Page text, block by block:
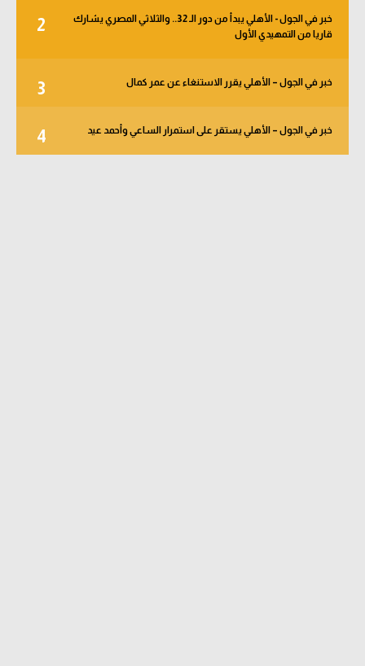
2
خبر في الجول - الأهلي يبدأ من دور الـ 32.. والثلاثي المصري يشارك
قاريا من التمهيدي الأول
3 خبر في الجول – الأهلي يقرر الاستنغاء عن عمر كمال
4 خبر في الجول – الأهلي يستقر على استمرار الساعي وأحمد عيد